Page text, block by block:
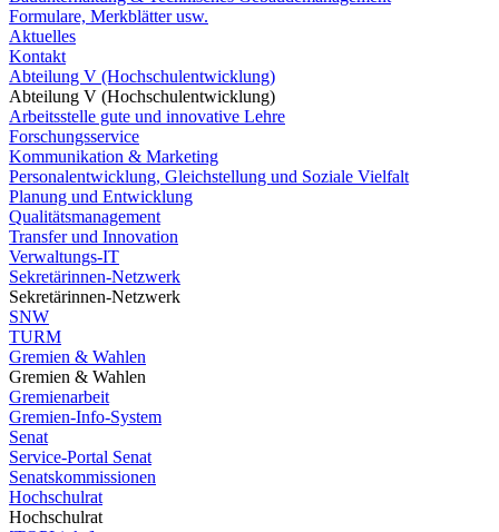
Formulare, Merkblätter usw.
Aktuelles
Kontakt
Abteilung V (Hochschulentwicklung)
Abteilung V (Hochschulentwicklung)
Arbeitsstelle gute und innovative Lehre
Forschungsservice
Kommunikation & Marketing
Personalentwicklung, Gleichstellung und Soziale Vielfalt
Planung und Entwicklung
Qualitätsmanagement
Transfer und Innovation
Verwaltungs-IT
Sekretärinnen-Netzwerk
Sekretärinnen-Netzwerk
SNW
TURM
Gremien & Wahlen
Gremien & Wahlen
Gremienarbeit
Gremien-Info-System
Senat
Service-Portal Senat
Senatskommissionen
Hochschulrat
Hochschulrat